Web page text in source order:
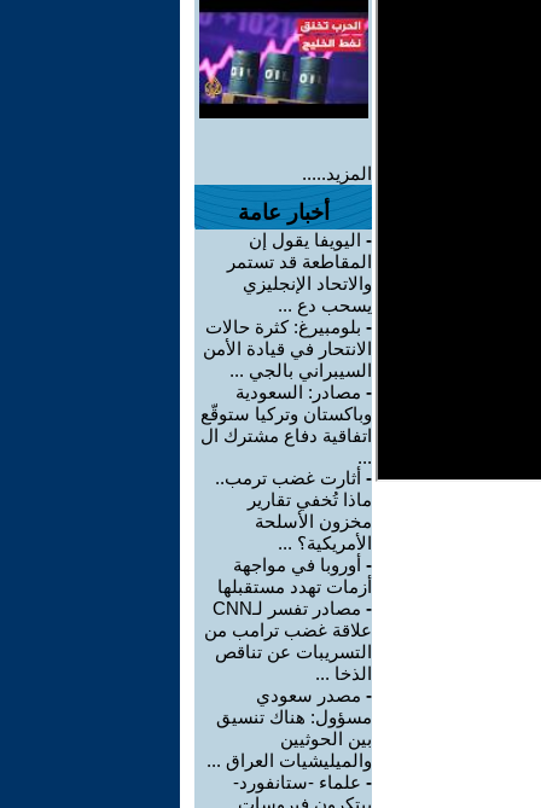
المزيد.....
أخبار عامة
- اليويفا يقول إن
المقاطعة قد تستمر
والاتحاد الإنجليزي
يسحب دع ...
- بلومبيرغ: كثرة حالات
الانتحار في قيادة الأمن
السيبراني بالجي ...
- مصادر: السعودية
وباكستان وتركيا ستوقّع
اتفاقية دفاع مشترك ال
...
- أثارت غضب ترمب..
ماذا تُخفي تقارير
مخزون الأسلحة
الأمريكية؟ ...
- أوروبا في مواجهة
أزمات تهدد مستقبلها
-
مصادر تفسر لـCNN
علاقة غضب ترامب من
التسريبات عن تناقص
الذخا ...
- مصدر سعودي
مسؤول: هناك تنسيق
بين الحوثيين
والميليشيات العراق ...
- علماء -ستانفورد-
يبتكرون فيروسات